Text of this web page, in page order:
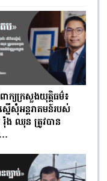
ពាក្យក្រសួងយុត្តិធម៌៖
ើសុំអន្តរាគមន៍របស់
ង ឈុន ត្រូវបាន